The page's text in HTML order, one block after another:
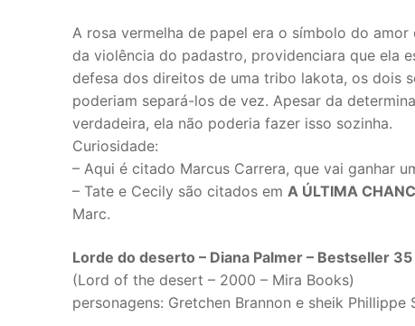
A rosa vermelha de papel era o símbolo do
da violência do padastro, providenciara que ela
defesa dos direitos de uma tribo lakota, os dois
poderiam separá-los de vez. Apesar da
verdadeira, ela não poderia fazer isso sozinha.
Curiosidade:
– Aqui é citado Marcus Carrera, que vai ganhar
– Tate e Cecily são citados em A ÚLTIMA
Marc.
Lorde do deserto – Diana Palmer – Bestseller 35
(Lord of the desert – 2000 – Mira Books)
personagens: Gretchen Brannon e sheik Phillippe